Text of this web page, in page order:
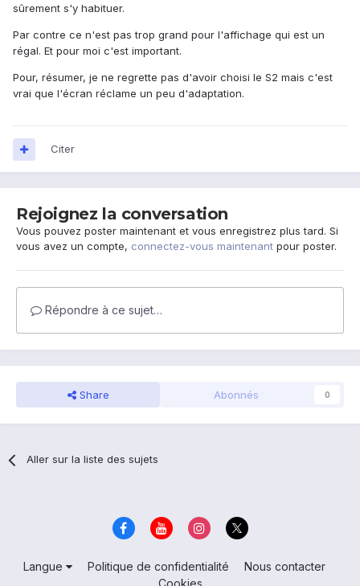
sûrement s'y habituer.
Par contre ce n'est pas trop grand pour l'affichage qui est un
régal. Et pour moi c'est important.
Pour, résumer, je ne regrette pas d'avoir choisi le S2 mais c'est
vrai que l'écran réclame un peu d'adaptation.
Citer
Rejoignez la conversation
Vous pouvez poster maintenant et vous enregistrez plus tard. Si
vous avez un compte, connectez-vous maintenant pour poster.
Répondre à ce sujet…
Share Abonnés 0
Aller sur la liste des sujets
Langue Politique de confidentialité
Nous contacter
Cookies